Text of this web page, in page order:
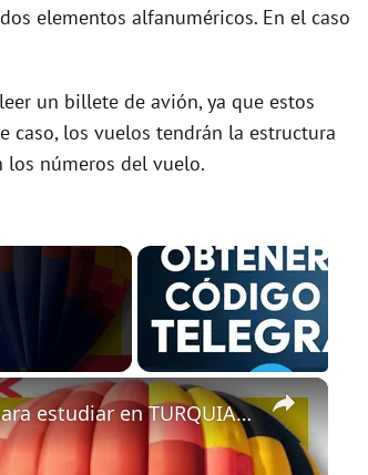
elementos alfanuméricos. En el caso
un billete de avión, ya que estos
caso, los vuelos tendrán la estructura
los números del vuelo.
×
[TUTORIAL] Cómo APLICAR a Becas Completas para estudiar en TURQUIA Turkiye Burslari + TIPS